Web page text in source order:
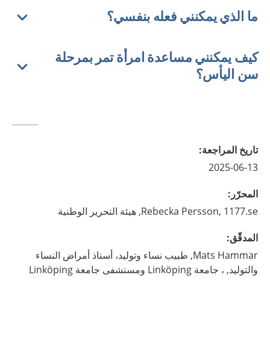
ما الذي يمكنني فعله بنفسي؟
كيف يمكنني مساعدة امرأة تمر بمرحلة
سن اليأس؟
تاريخ المراجعة:
2025-06-13
المحرّر :
Rebecka Persson, 1177.se, هيئة التحرير الوطنية
المدقّق:
Mats Hammar,
طبيب نساء وتوليد، أستاذ أمراض النساء
والتوليد, ، جامعة Linköping ومستشفى جامعة Linköping